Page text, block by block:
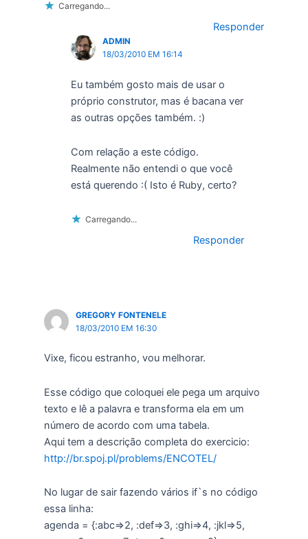
Carregando...
Responder
ADMIN
18/03/2010 EM 16:14
Eu também gosto mais de usar o
próprio construtor, mas é bacana ver
as outras opções também. :)
Com relação a este código.
Realmente não entendi o que você
está querendo :( Isto é Ruby, certo?
Carregando...
Responder
GREGORY FONTENELE
18/03/2010 EM 16:30
Vixe, ficou estranho, vou melhorar.
Esse código que coloquei ele pega um arquivo
texto e lê a palavra e transforma ela em um
número de acordo com uma tabela.
Aqui tem a descrição completa do exercicio:
http://br.spoj.pl/problems/ENCOTEL/
No lugar de sair fazendo vários if`s no código
essa linha:
agenda = {:abc=>2, :def=>3, :ghi=>4, :jkl=>5,